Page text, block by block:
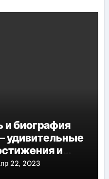
и биография
удивительные
и
к успеху
22, 2023